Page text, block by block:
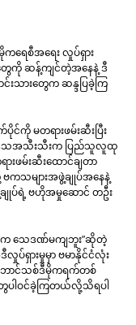
ရေစီအရေး လှုပ်ရှား
ေကို ဆန့်ကျင်တဲ့အနေနဲ့ ဒီ
းသားတွေက ဆန္ဒပြခဲ့ကြ
ကို မတရားဖမ်းဆီးပြီး
ဒေသအသီးသီးက ပြည်သူလူထု
ဖမ်းဆီးထောင်ချတာ
ကသများအဖွဲ့ချုပ်အနေနဲ့
ျုပ်ရဲ့ ဗဟိုအမှုဆောင် တဦး
းက သေဒဏ်မကျဘူး”ဆိုတဲ့
ပ်ရှားမှုမှာ ဗမာနိုင်ငံလုံး
ဘောင်သစ်ဒီမိုကရက်တစ်
ပါဝင်ခဲ့ကြတယ်လို့သိရပါ